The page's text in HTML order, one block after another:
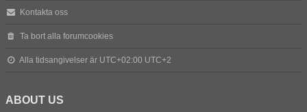
Kontakta oss
Ta bort alla forumcookies
Alla tidsangivelser är UTC+02:00 UTC+2
ABOUT US